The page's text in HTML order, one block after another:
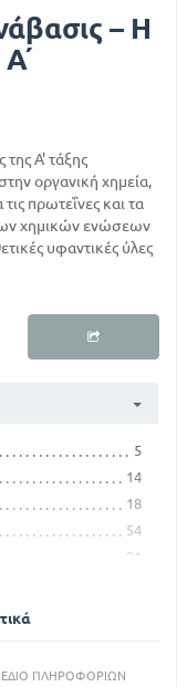
– Η
Α
της Α' τάξης
οργανική χημεία,
πρωτεΐνες και τα
χημικών ενώσεων
υφαντικές ύλες
5
14
18
54
91
ΠΛΗΡΟΦΟΡΙΩΝ